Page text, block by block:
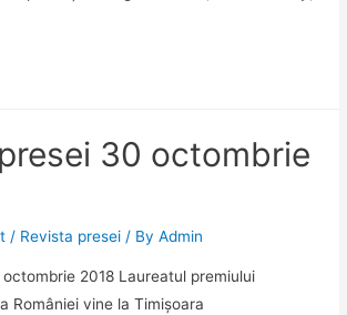
30 octombrie
/ Revista presei / ByAdmin
2018 Laureatul premiului
României vine la Timișoara